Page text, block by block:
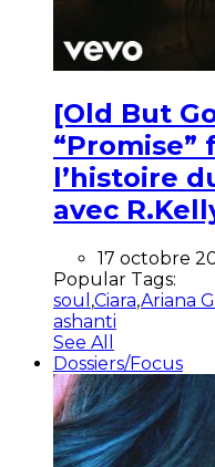
[Old But
“Promise”
l’histoire
avec
17 octobre
Popular Tags:
soul ,Ciara,Ariana
ashanti
See All
Dossiers/Focus